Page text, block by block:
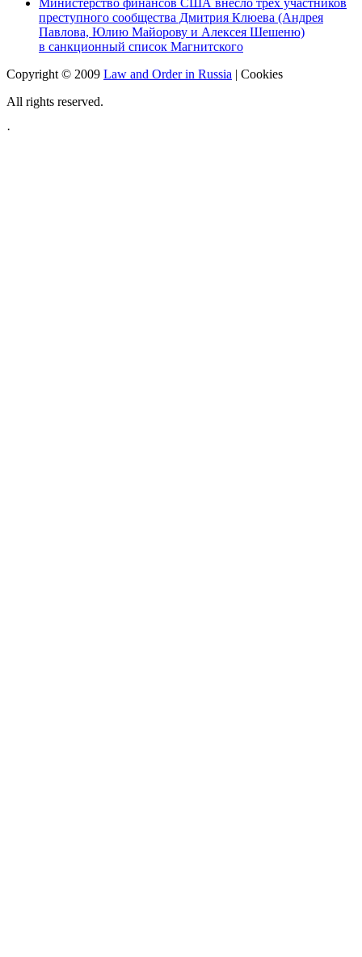
Министерство финансов США внесло трех участников
преступного сообщества Дмитрия Клюева (Андрея
Павлова, Юлию Майорову и Алексея Шешеню)
в санкционный список Магнитского
Copyright © 2009 Law and Order in Russia | Cookies
All rights reserved.
·